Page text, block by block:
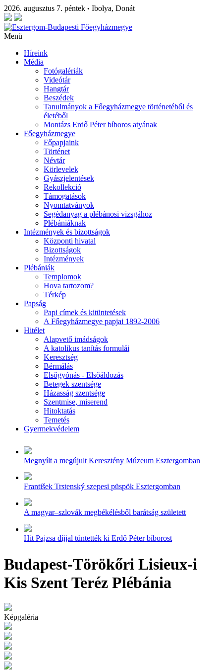
2026. augusztus 7. péntek • Ibolya, Donát
Menü
Híreink
Média
Fotógalériák
Videótár
Hangtár
Beszédek
Tanulmányok a Főegyházmegye történetéből és
életéből
Montázs Erdő Péter bíboros atyának
Főegyházmegye
Főpapjaink
Történet
Névtár
Körlevelek
Gyászjelentések
Rekollekció
Támogatások
Nyomtatványok
Segédanyag a plébánosi vizsgához
Plébániáknak
Intézmények és bizottságok
Központi hivatal
Bizottságok
Intézmények
Plébániák
Templomok
Hova tartozom?
Térkép
Papság
Papi címek és kitüntetések
A Főegyházmegye papjai 1892-2006
Hitélet
Alapvető imádságok
A katolikus tanítás formulái
Keresztség
Bérmálás
Elsőgyónás - Elsőáldozás
Betegek szentsége
Házasság szentsége
Szentmise, miserend
Hitoktatás
Temetés
Gyermekvédelem
Megnyílt a megújult Keresztény Múzeum Esztergomban
František Trstenský szepesi püspök Esztergomban
A magyar–szlovák megbékélésből barátság született
Hit Pajzsa díjjal tüntették ki Erdő Péter bíborost
Budapest-Törökőri Lisieux-i
Kis Szent Teréz Plébánia
Képgaléria